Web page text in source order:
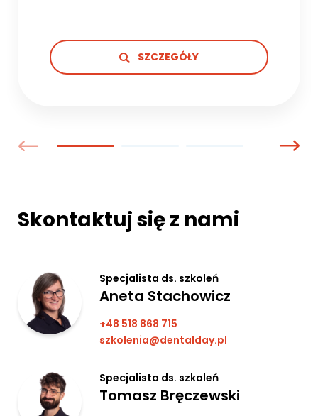
SZCZEGÓŁY
Skontaktuj się z nami
Specjalista ds. szkoleń
Aneta Stachowicz
+48 518 868 715
szkolenia@dentalday.pl
Specjalista ds. szkoleń
Tomasz Bręczewski